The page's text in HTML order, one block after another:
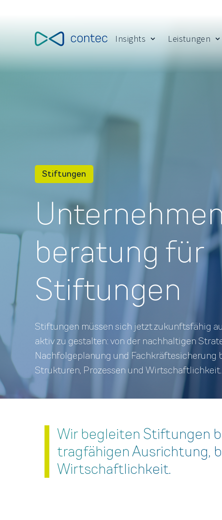
Insights
Show submenu for
Leistungen
Stiftungen
beratung für
Stiftungen
Stiftungen müssen sich jetzt zukunftsfähig
aktiv zu gestalten: von der nachhaltigen
Nachfolge­planung und Fach­kräfte­sicherung
Strukturen, Prozessen und Wirtschaft­lichkeit.
Wir begleiten Stiftungen
tragfähigen Ausrichtung,
Wirtschaftlichkeit.